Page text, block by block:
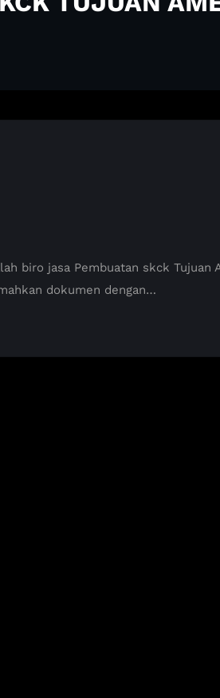
biro jasa Pembuatan skck
dokumen dengan…